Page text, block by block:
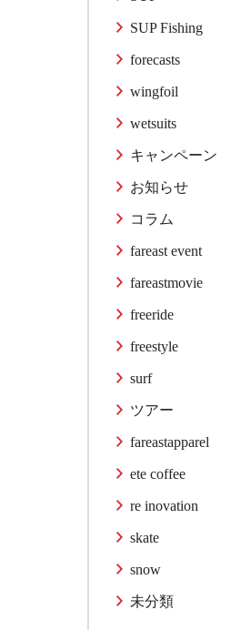
SUP Fishing
forecasts
wingfoil
wetsuits
キャンペーン
お知らせ
コラム
fareast event
fareastmovie
freeride
freestyle
surf
ツアー
fareastapparel
ete coffee
re inovation
skate
snow
未分類